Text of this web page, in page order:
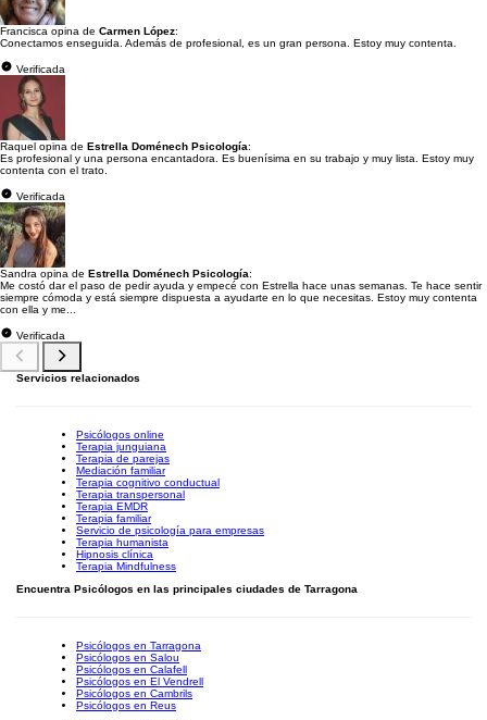
Francisca opina de Carmen López:
Conectamos enseguida. Además de profesional, es un gran persona. Estoy muy contenta.
Verificada
Raquel opina de Estrella Doménech Psicología:
Es profesional y una persona encantadora. Es buenísima en su trabajo y muy lista. Estoy muy
contenta con el trato.
Verificada
Sandra opina de Estrella Doménech Psicología:
Me costó dar el paso de pedir ayuda y empecé con Estrella hace unas semanas. Te hace sentir
siempre cómoda y está siempre dispuesta a ayudarte en lo que necesitas. Estoy muy contenta
con ella y me...
Verificada
Servicios relacionados
Psicólogos online
Terapia junguiana
Terapia de parejas
Mediación familiar
Terapia cognitivo conductual
Terapia transpersonal
Terapia EMDR
Terapia familiar
Servicio de psicología para empresas
Terapia humanista
Hipnosis clínica
Terapia Mindfulness
Encuentra Psicólogos en las principales ciudades de Tarragona
Psicólogos en Tarragona
Psicólogos en Salou
Psicólogos en Calafell
Psicólogos en El Vendrell
Psicólogos en Cambrils
Psicólogos en Reus